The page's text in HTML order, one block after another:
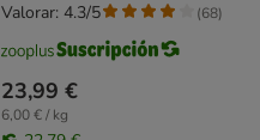
23,99 €
6,00 € / kg
Valorar: 4.3/5 (68)